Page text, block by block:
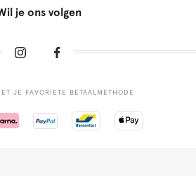
je ons volgen
JE FAVORIETE BETAALMETHODE